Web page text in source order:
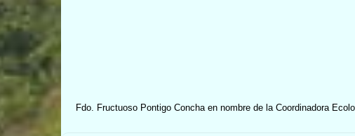
Fdo. Fructuoso Pontigo Concha en nombre de la Coordinadora